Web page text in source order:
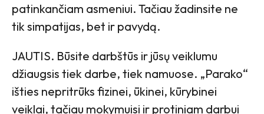
patinkančiam asmeniui. Tačiau žadinsite ne
tik simpatijas, bet ir pavydą.
JAUTIS. Būsite darbštūs ir jūsų veiklumu
džiaugsis tiek darbe, tiek namuose. „Parako“
išties nepritrūks fizinei, ūkinei, kūrybinei
veiklai, tačiau mokymuisi ir protiniam darbui